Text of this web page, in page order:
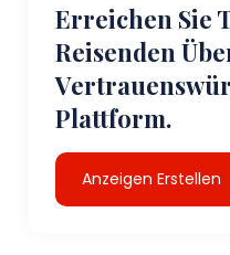
Erreichen Sie
Reisenden
Plattform.
Anzeigen Erstellen